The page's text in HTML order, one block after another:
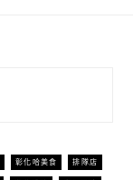
彰化哈美食 排隊店